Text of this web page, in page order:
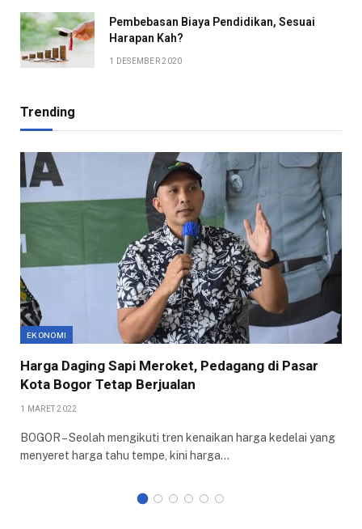
Pembebasan Biaya Pendidikan, Sesuai
Harapan Kah?
1 DESEMBER 2020
Trending
EKONOMI
Harga Daging Sapi Meroket, Pedagang di Pasar
Kota Bogor Tetap Berjualan
1 MARET 2022
BOGOR – Seolah mengikuti tren kenaikan harga kedelai yang
menyeret harga tahu tempe, kini harga…